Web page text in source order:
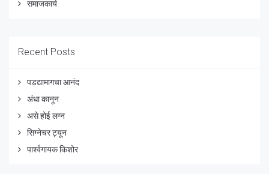
समाजकार्य
Recent Posts
पडद्यामागचा आनंद
अंधा कानून
असे होई लग्न
सिग्नेचर ट्यून
पार्श्वगायक किशोर